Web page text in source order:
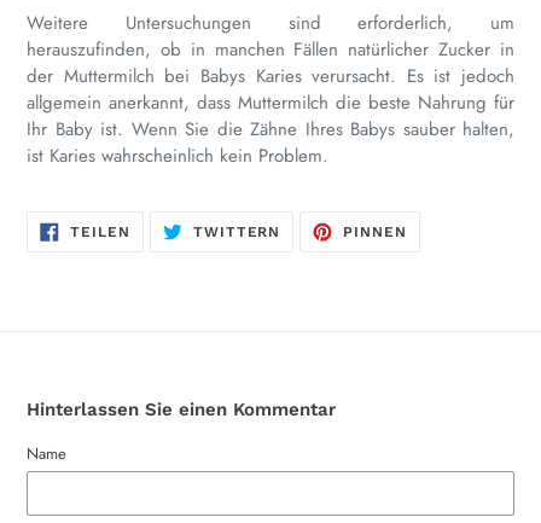
Weitere Untersuchungen sind erforderlich, um
herauszufinden, ob in manchen Fällen natürlicher Zucker in
der Muttermilch bei Babys Karies verursacht. Es ist jedoch
allgemein anerkannt, dass Muttermilch die beste Nahrung für
Ihr Baby ist. Wenn Sie die Zähne Ihres Babys sauber halten,
ist Karies wahrscheinlich kein Problem.
TEILEN
FACEBOOK
TWITTERN
TWITTER
PINNEN
Hinterlassen Sie einen Kommentar
Name